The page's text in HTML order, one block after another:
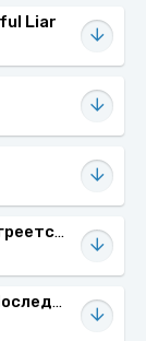
Liar
Нурминский - Солнцем греется душа
Loverguap & ColdLuv - Последняя встреча